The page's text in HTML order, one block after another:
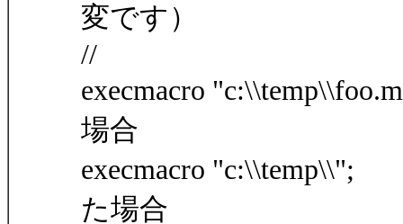
変です）
//
execmacro
場合
execmacro
た場合